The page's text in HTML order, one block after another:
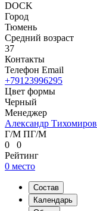
DOCK
Город
Тюмень
Средний возраст
37
Контакты
Телефон Email
+79123996295
Цвет формы
Черный
Менеджер
Александр Тихомиров
Г/М ПГ/М
0 0
Рейтинг
0 место
Состав
Календарь